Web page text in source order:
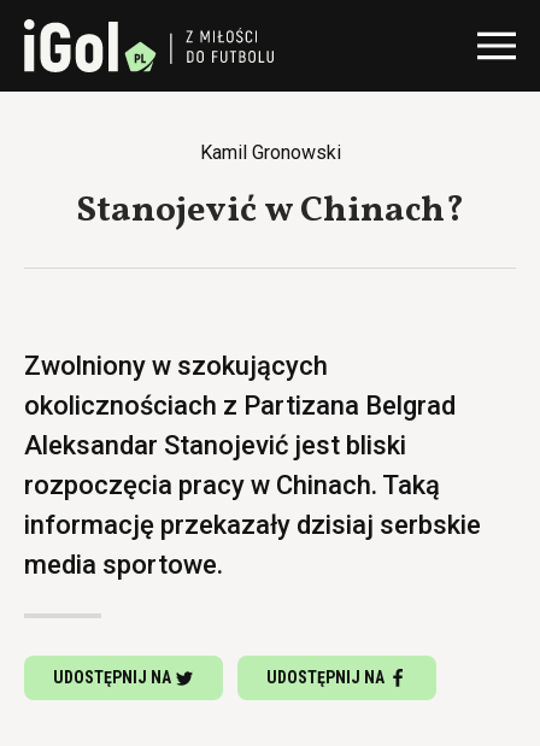
Kamil Gronowski
Stanojević w Chinach?
Zwolniony w szokujących
okolicznościach z Partizana Belgrad
Aleksandar Stanojević jest bliski
rozpoczęcia pracy w Chinach. Taką
informację przekazały dzisiaj serbskie
media sportowe.
UDOSTĘPNIJ NA UDOSTĘPNIJ NA